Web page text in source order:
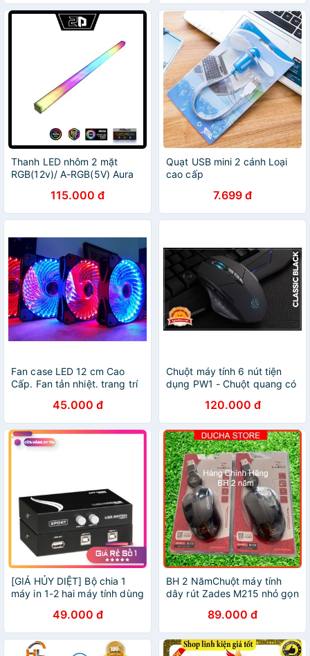
Thanh LED nhôm 2 mặt
RGB(12v)/ A-RGB(5V) Aura
115.000 đ
Quạt USB mini 2 cánh Loại
cao cấp
7.699 đ
Fan case LED 12 cm Cao
Cấp. Fan tản nhiệt. trang trí
45.000 đ
Chuột máy tính 6 nút tiện
dụng PW1 - Chuột quang có
nhạy cao120.000 đ
[GIÁ HỦY DIỆT] Bộ chia 1
máy in 1-2 hai máy tính dùng
49.000 đ
BH 2 NămChuột máy tính
dây rút Zades M215 nhỏ gọn
89.000 đ